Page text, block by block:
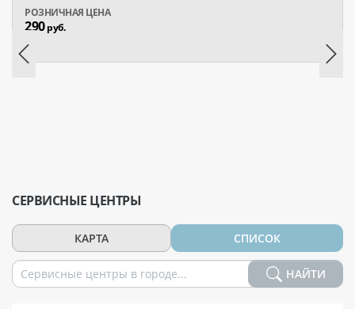
290руб.
СЕРВИСНЫЕ ЦЕНТРЫ
КАРТА СПИСОК
НАЙТИ